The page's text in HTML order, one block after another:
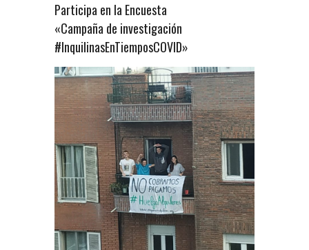
Participa en la Encuesta
«Campaña de investigación
#InquilinasEnTiemposCOVID»